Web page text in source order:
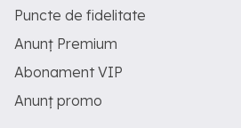
Puncte de fidelitate
Anunț Premium
Abonament VIP
Anunț promo